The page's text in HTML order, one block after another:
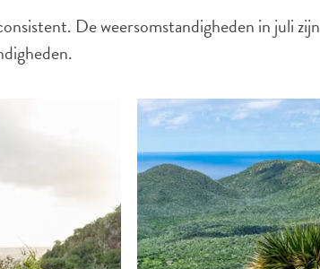
X
De weersomstandigheden in juli